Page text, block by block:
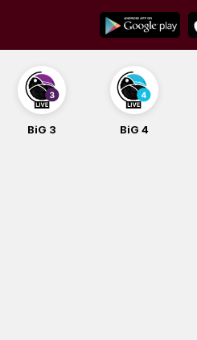
content
BiG 3 BiG 4